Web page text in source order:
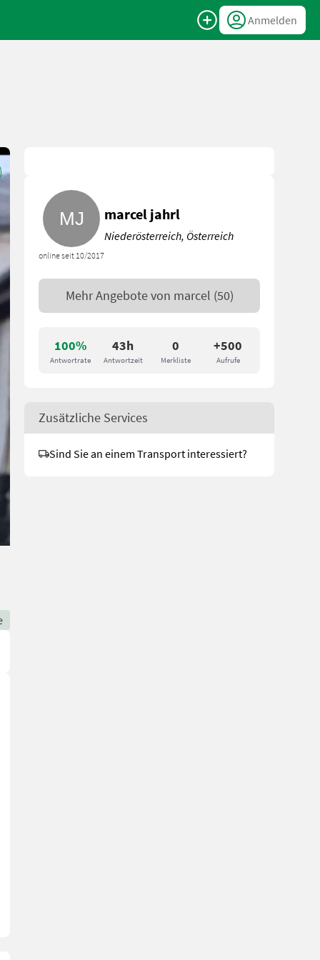
Anmelden
100%
Antwortrate
43h
Antwortzeit
0
Merkliste
+500
Aufrufe
online seit 10/2017
marcel jahrl
Niederösterreich, Österreich
Mehr Angebote von marcel (50)
Zusätzliche Services
Sind Sie an einem Transport interessiert?